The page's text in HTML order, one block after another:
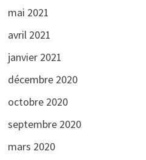
mai 2021
avril 2021
janvier 2021
décembre 2020
octobre 2020
septembre 2020
mars 2020